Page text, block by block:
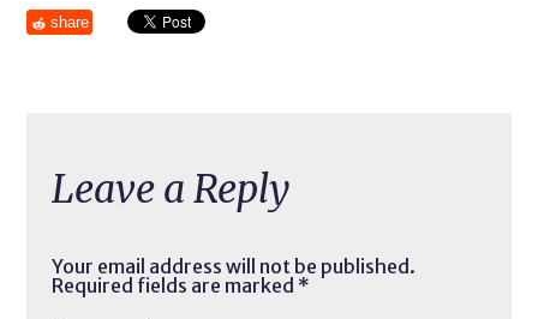
share
Leave a Reply
Your email address will not be published.
Required fields are marked *